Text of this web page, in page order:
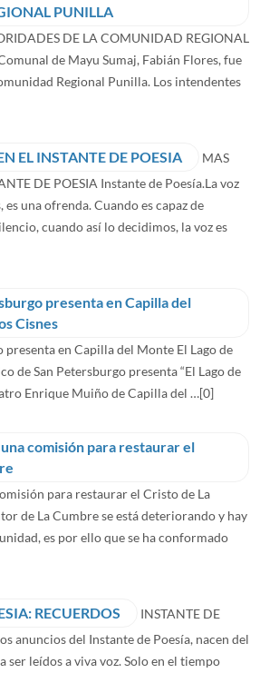
PUNILLA
DE LA COMUNIDAD REGIONAL
de Mayu Sumaj, Fabián Flores, fue
Regional Punilla. Los intendentes
EL INSTANTE DE POESIA
MAS
DE POESIA Instante de Poesía.La voz
una ofrenda. Cuando es capaz de
cuando así lo decidimos, la voz es
presenta en Capilla del
Cisnes
presenta en Capilla del Monte El Lago de
de San Petersburgo presenta “El Lago de
Enrique Muiño de Capilla del …[0]
comisión para restaurar el
para restaurar el Cristo de La
de La Cumbre se está deteriorando y hay
es por ello que se ha conformado
RECUERDOS
INSTANTE DE
anuncios del Instante de Poesía, nacen del
ser leídos a viva voz. Solo en el tiempo